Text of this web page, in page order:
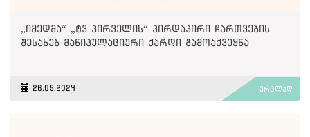
„იმედმა“ „ტვ პირველის“ პირდაპირი ჩართვების
შესახებ მანიპულაციური ქარდი გამოაქვეყნა
26.05.2024 ვრცლად